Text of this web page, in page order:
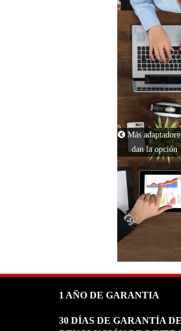
Más
dan la opción
MSI
1 AÑO DE GARANTIA
30 DÍAS DE GARANTÍA DE